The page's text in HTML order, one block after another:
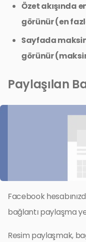
Özet akışında
görünür (en
Sayfada
görünür
Paylaşılan
Facebook
bağlantı paylaşma
Resim paylaşmak,